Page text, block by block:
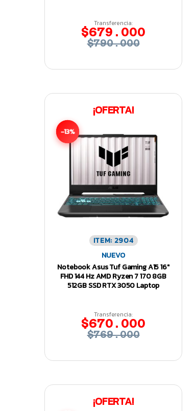
Transferencia:
$679.000
$790.000
¡OFERTA!
-13%
ITEM: 2904
NUEVO
Notebook Asus Tuf Gaming A15 16″
FHD 144 Hz AMD Ryzen 7 170 8GB
512GB SSD RTX 3050 Laptop
Transferencia:
$670.000
$769.000
¡OFERTA!